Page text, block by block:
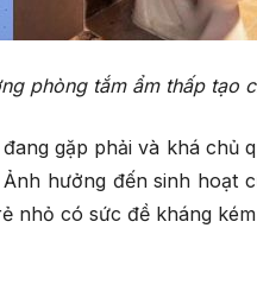
phòng tắm ẩm thấp tạo
gặp phải và khá chủ
hưởng đến sinh hoạt
nhỏ có sức đề kháng